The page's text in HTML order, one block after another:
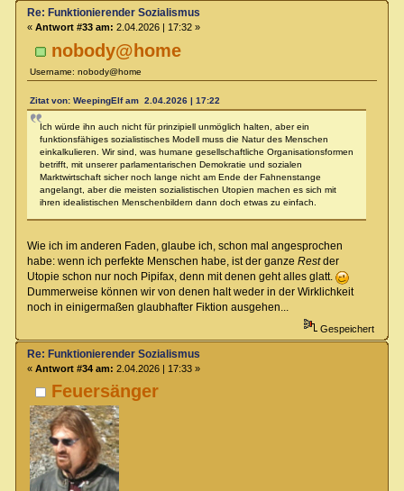
nobody@home
Username: nobody@home
Re: Funktionierender Sozialismus
« Antwort #33 am: 2.04.2026 | 17:32 »
Zitat von: WeepingElf am 2.04.2026 | 17:22
Ich würde ihn auch nicht für prinzipiell unmöglich halten, aber ein
funktionsfähiges sozialistisches Modell muss die Natur des Menschen
einkalkulieren. Wir sind, was humane gesellschaftliche Organisationsformen
betrifft, mit unserer parlamentarischen Demokratie und sozialen
Marktwirtschaft sicher noch lange nicht am Ende der Fahnenstange
angelangt, aber die meisten sozialistischen Utopien machen es sich mit
ihren idealistischen Menschenbildern dann doch etwas zu einfach.
Wie ich im anderen Faden, glaube ich, schon mal angesprochen
habe: wenn ich perfekte Menschen habe, ist der ganze Restder
Utopie schon nur noch Pipifax, denn mit denen geht alles glatt.
Dummerweise können wir von denen halt weder in der Wirklichkeit
noch in einigermaßen glaubhafter Fiktion ausgehen...
Gespeichert
Feuersänger
Re: Funktionierender Sozialismus
« Antwort #34 am: 2.04.2026 | 17:33 »